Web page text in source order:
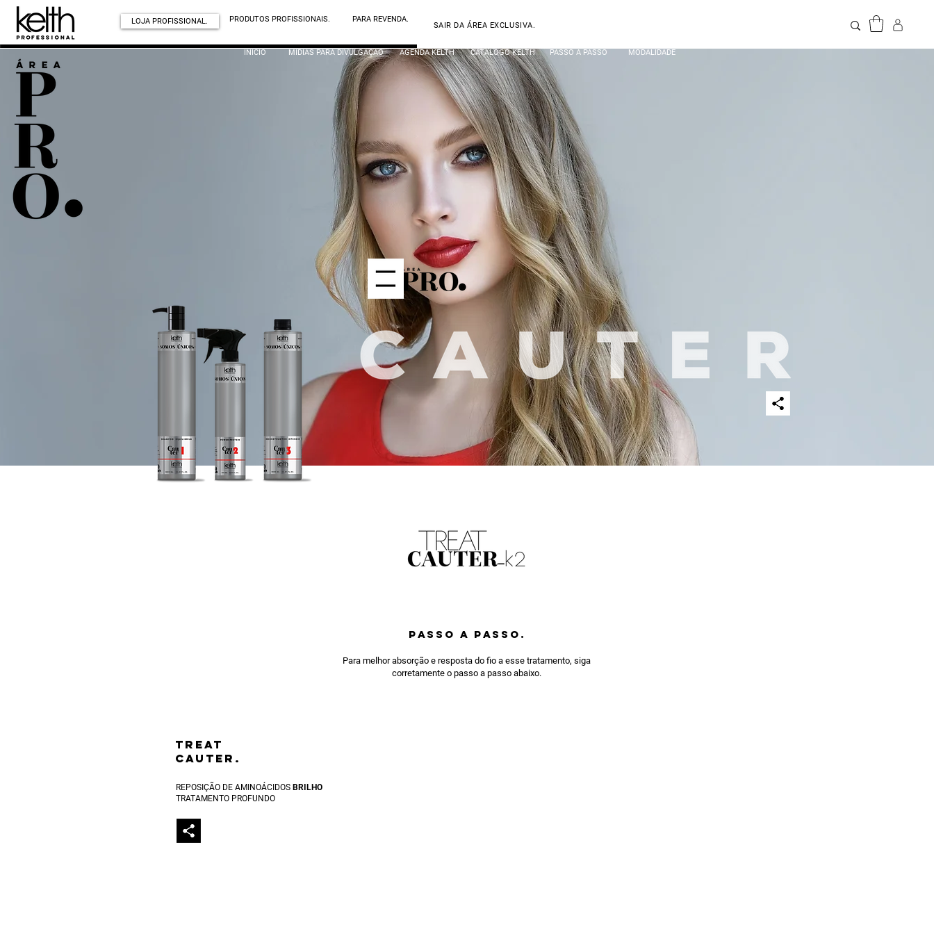
INÍCIO MÍDIAS PARA DIVULGAÇÃO AGENDA KELTH CATÁLOGO KELTH PASSO A PASSO MODALIDADE
LOJA PROFISSIONAL. PRODUTOS PROFISSIONAIS. PARA REVENDA.
SAIR DA ÁREA EXCLUSIVA.
PASSO A PASSO.
Para melhor absorção e resposta do fio a esse tratamento, siga
corretamente o passo a passo abaixo.
TREAT
CAUTER.
REPOSIÇÃO DE AMINOÁCIDOS BRILHO
TRATAMENTO PROFUNDO